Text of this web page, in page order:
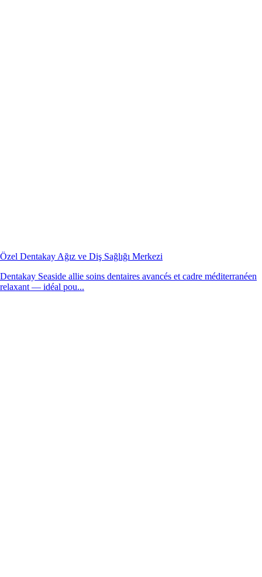
Özel Dentakay Ağız ve Diş Sağlığı Merkezi
Dentakay Seaside allie soins dentaires avancés et cadre méditerranéen
relaxant — idéal pou...